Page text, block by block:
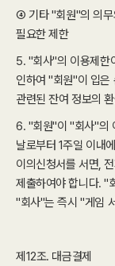
④ 기타 "회원"의 의무
필요한 제한
5. "회사"의 이용제한
인하여 "회원"이 입은
관련된 잔여 정보의
6. "회원"이 "회사"의
날로부터 1주일 이내
이의신청서를 서면,
제출하여야 합니다. "
"회사"는 즉시 "게임
제12조. 대금결제